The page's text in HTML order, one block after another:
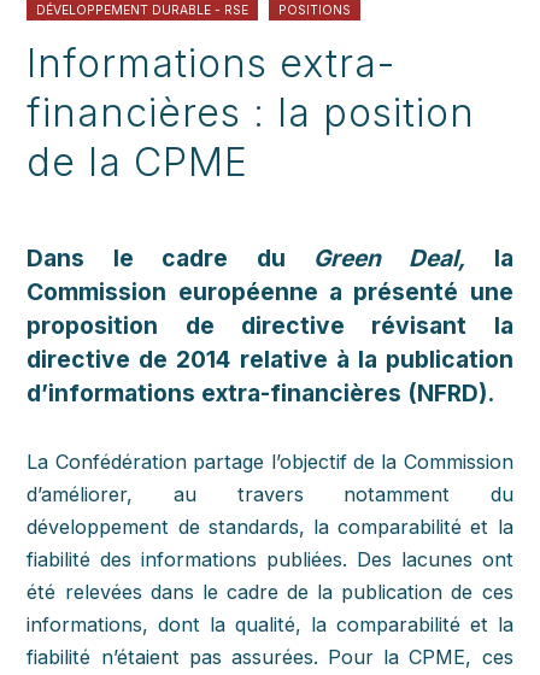
DÉVELOPPEMENT DURABLE - RSE POSITIONS
Informations extra-
financières : la position
de la CPME
Dans le cadre du Green Deal, la
Commission européenne a présenté une
proposition de directive révisant la
directive de 2014 relative à la publication
d’informations extra-financières (NFRD).
La Confédération partage l’objectif de la Commission
d’améliorer, au travers notamment du
développement de standards, la comparabilité et la
fiabilité des informations publiées. Des lacunes ont
été relevées dans le cadre de la publication de ces
informations, dont la qualité, la comparabilité et la
fiabilité n’étaient pas assurées. Pour la CPME, ces